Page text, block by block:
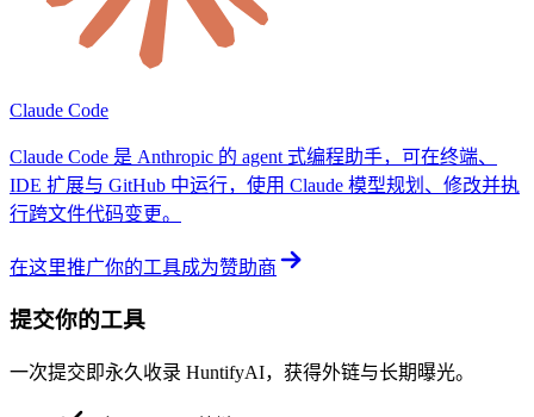
Claude Code
Claude Code 是 Anthropic 的 agent 式编程助手，可在终端、
IDE 扩展与 GitHub 中运行，使用 Claude 模型规划、修改并执
行跨文件代码变更。
在这里推广你的工具成为赞助商
提交你的工具
一次提交即永久收录 HuntifyAI，获得外链与长期曝光。